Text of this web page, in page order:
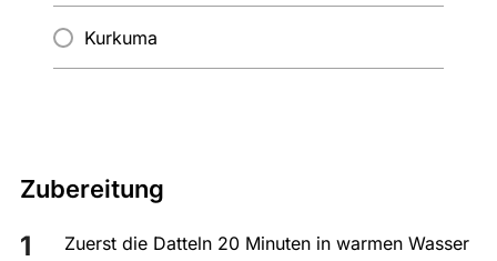
Kurkuma
Zubereitung
Zuerst die Datteln 20 Minuten in warmen Wasser